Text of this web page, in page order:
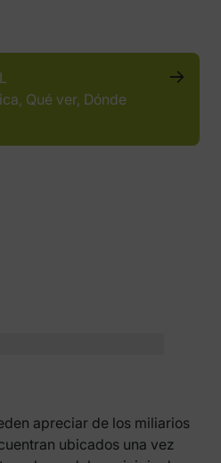
Qué ver, Dónde
apreciar de los miliarios
ubicados una vez